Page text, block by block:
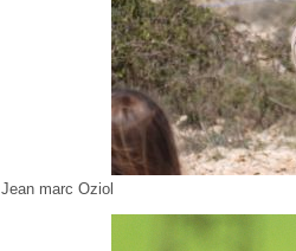
Jean marc Oziol